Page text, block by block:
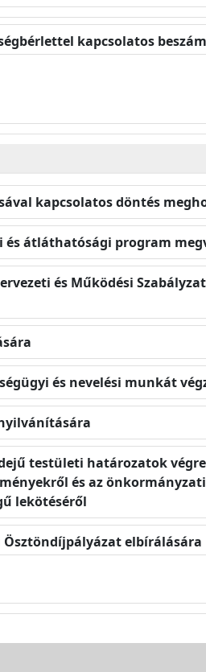
kapcsolatos
kapcsolatos döntés
és átláthatósági program
és Működési
és nevelési munkát
testületi határozatok
és az
lekötéséről
Ösztöndíjpályázat elbírálására